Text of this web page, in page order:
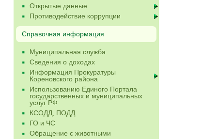
Открытые данные
Противодействие коррупции
Справочная информация
Муниципальная служба
Сведения о доходах
Информация Прокуратуры
Кореновского района
Использованию Единого Портала
государственных и муниципальных
услуг РФ
КСОДД, ПОДД
ГО и ЧС
Обращение с животными